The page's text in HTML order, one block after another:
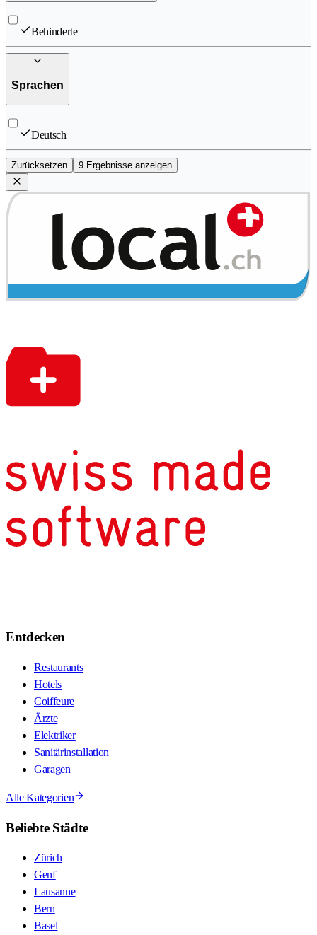
Behinderte
Sprachen
Deutsch
Zurücksetzen 9 Ergebnisse anzeigen
Entdecken
Restaurants
Hotels
Coiffeure
Ärzte
Elektriker
Sanitärinstallation
Garagen
Alle Kategorien
Beliebte Städte
Zürich
Genf
Lausanne
Bern
Basel